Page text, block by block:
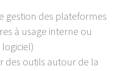
gestion des plateformes
à usage interne ou
des outils autour de la